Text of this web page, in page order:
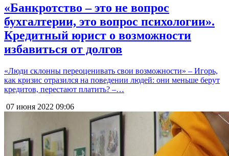
«Банкротство – это не вопрос
бухгалтерии, это вопрос психологии».
Кредитный юрист о возможности
избавиться от долгов
«Люди склонны переоценивать свои возможности» – Игорь,
как кризис отразился на поведении людей: они меньше берут
кредитов, перестают платить? –…
07 июня 2022 09:06